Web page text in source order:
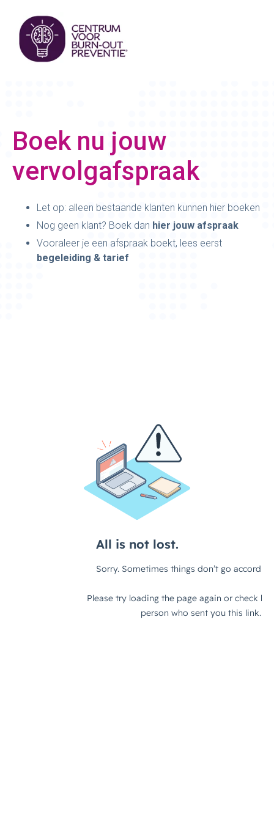
Boek nu jouw
vervolgafspraak
Let op: alleen bestaande klanten kunnen hier boeken
Nog geen klant? Boek dan hier jouw afspraak
Vooraleer je een afspraak boekt, lees eerst
begeleiding & tarief